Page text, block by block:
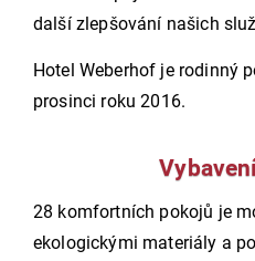
další zlepšování našich
Hotel Weberhof je rodinný
prosinci roku 2016.
28 komfortních pokojů je
ekologickými materiály a